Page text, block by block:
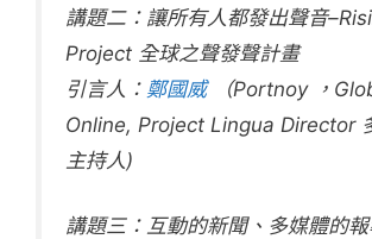
講題二：讓所有人都發出聲音
Project 全球之聲發聲計畫
引言人： 鄭國威（Portnoy ，
Online, Project Lingua Director
主持人)
講題三：互動的新聞、多媒體的